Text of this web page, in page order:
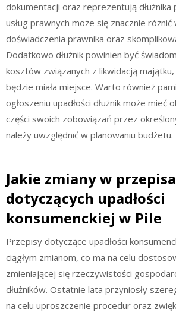
dokumentacji oraz reprezentują
usług prawnych może się znacznie różnić
doświadczenia prawnika oraz
Dodatkowo dłużnik powinien być
kosztów związanych z likwidacją
będzie miała miejsce. Warto również
ogłoszeniu upadłości dłużnik może mieć
części swoich zobowiązań przez
należy uwzględnić w planowaniu budżetu.
Jakie zmiany w
dotyczących upadłości
konsumenckiej w Pile
Przepisy dotyczące upadłości
ciągłym zmianom, co ma na celu
zmieniającej się rzeczywistości
dłużników. Ostatnie lata przyniosły
na celu uproszczenie procedur oraz